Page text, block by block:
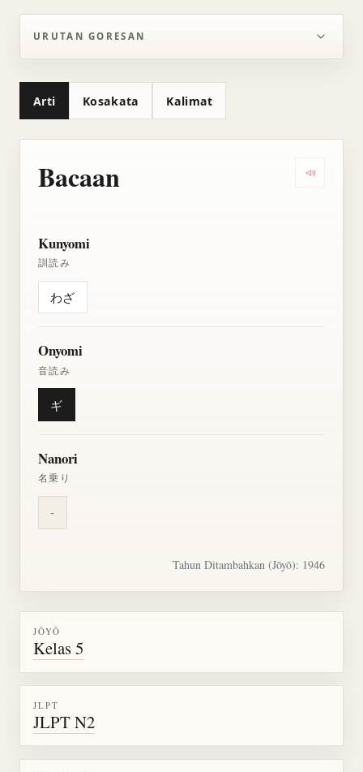
URUTAN GORESAN
Arti Kosakata Kalimat
Bacaan
Kunyomi
訓読み
わざ
Onyomi
音読み
ギ
Nanori
名乗り
-
Tahun Ditambahkan (Jōyō): 1946
JŌYŌ
Kelas 5
JLPT
JLPT N2